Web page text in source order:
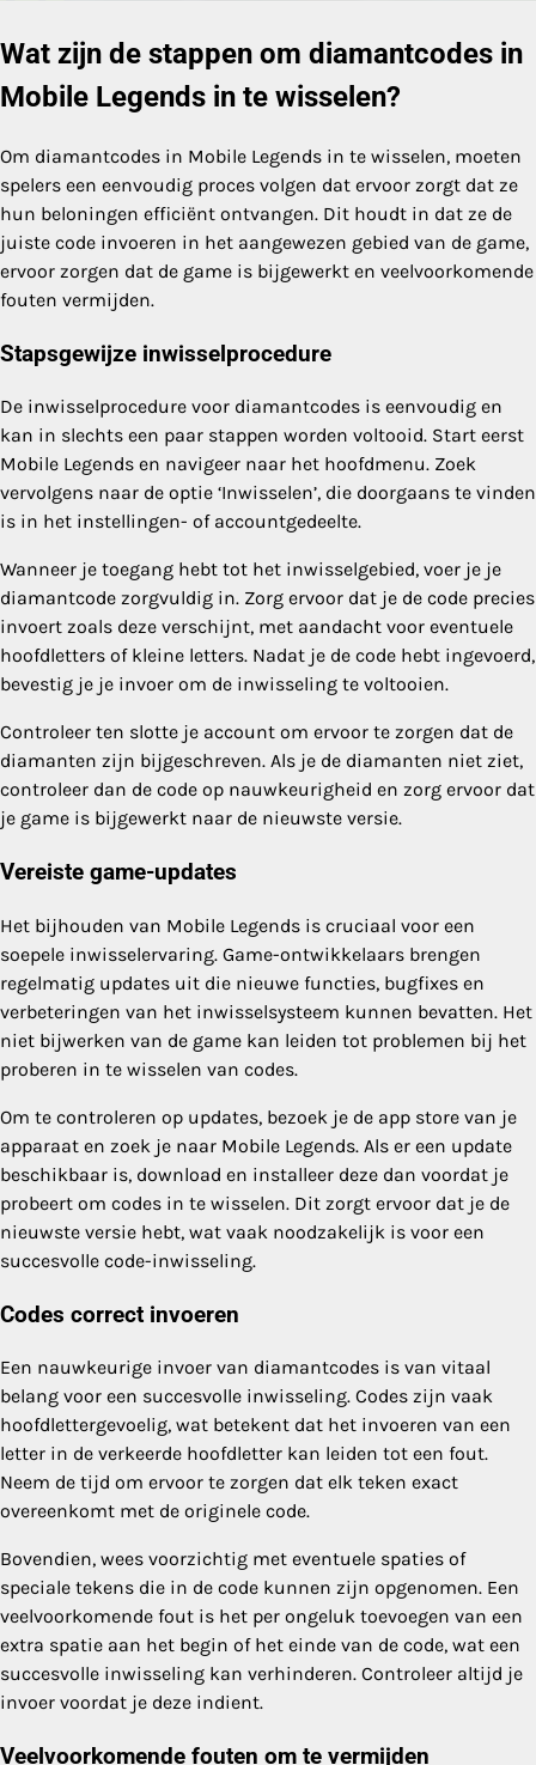
Wat zijn de stappen om diamantcodes in
Mobile Legends in te wisselen?
Om diamantcodes in Mobile Legends in te wisselen, moeten
spelers een eenvoudig proces volgen dat ervoor zorgt dat ze
hun beloningen efficiënt ontvangen. Dit houdt in dat ze de
juiste code invoeren in het aangewezen gebied van de game,
ervoor zorgen dat de game is bijgewerkt en veelvoorkomende
fouten vermijden.
Stapsgewijze inwisselprocedure
De inwisselprocedure voor diamantcodes is eenvoudig en
kan in slechts een paar stappen worden voltooid. Start eerst
Mobile Legends en navigeer naar het hoofdmenu. Zoek
vervolgens naar de optie ‘Inwisselen’, die doorgaans te vinden
is in het instellingen- of accountgedeelte.
Wanneer je toegang hebt tot het inwisselgebied, voer je je
diamantcode zorgvuldig in. Zorg ervoor dat je de code precies
invoert zoals deze verschijnt, met aandacht voor eventuele
hoofdletters of kleine letters. Nadat je de code hebt ingevoerd,
bevestig je je invoer om de inwisseling te voltooien.
Controleer ten slotte je account om ervoor te zorgen dat de
diamanten zijn bijgeschreven. Als je de diamanten niet ziet,
controleer dan de code op nauwkeurigheid en zorg ervoor dat
je game is bijgewerkt naar de nieuwste versie.
Vereiste game-updates
Het bijhouden van Mobile Legends is cruciaal voor een
soepele inwisselervaring. Game-ontwikkelaars brengen
regelmatig updates uit die nieuwe functies, bugfixes en
verbeteringen van het inwisselsysteem kunnen bevatten. Het
niet bijwerken van de game kan leiden tot problemen bij het
proberen in te wisselen van codes.
Om te controleren op updates, bezoek je de app store van je
apparaat en zoek je naar Mobile Legends. Als er een update
beschikbaar is, download en installeer deze dan voordat je
probeert om codes in te wisselen. Dit zorgt ervoor dat je de
nieuwste versie hebt, wat vaak noodzakelijk is voor een
succesvolle code-inwisseling.
Codes correct invoeren
Een nauwkeurige invoer van diamantcodes is van vitaal
belang voor een succesvolle inwisseling. Codes zijn vaak
hoofdlettergevoelig, wat betekent dat het invoeren van een
letter in de verkeerde hoofdletter kan leiden tot een fout.
Neem de tijd om ervoor te zorgen dat elk teken exact
overeenkomt met de originele code.
Bovendien, wees voorzichtig met eventuele spaties of
speciale tekens die in de code kunnen zijn opgenomen. Een
veelvoorkomende fout is het per ongeluk toevoegen van een
extra spatie aan het begin of het einde van de code, wat een
succesvolle inwisseling kan verhinderen. Controleer altijd je
invoer voordat je deze indient.
Veelvoorkomende fouten om te vermijden